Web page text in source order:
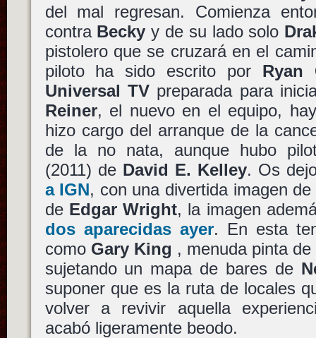
del mal regresan. Comienza
contra Becky y de su lado solo
pistolero que se cruzará en el
piloto ha sido escrito por Ryan
Universal TVpreparada para
Reiner, el nuevo en el equipo,
hizo cargo del arranque de la
de la no nata, aunque hubo
(2011) de David E. Kelley. Os
a IGN, con una divertida imagen de
de Edgar Wright, la imagen
dos aparecidas ayer. En esta
como Gary King , menuda pinta
sujetando un mapa de bares de
suponer que es la ruta de locales
volver a revivir aquella
acabó ligeramente beodo.